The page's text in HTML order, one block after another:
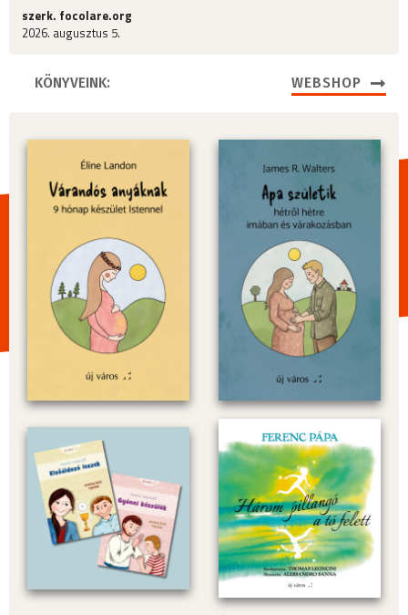
szerk. focolare.org
2026. augusztus 5.
KÖNYVEINK: WEBSHOP